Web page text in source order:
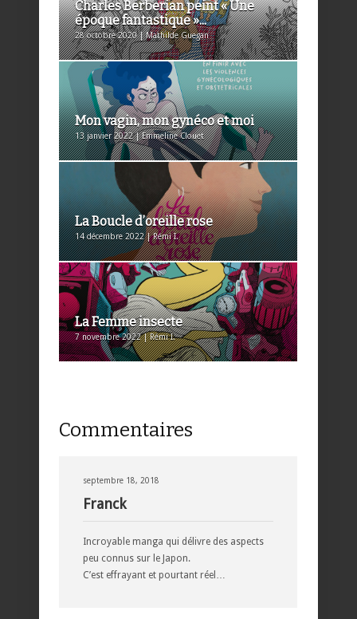
Charles Berberian peint « Une
époque fantastique »...
28 octobre 2020 | Mathilde Guegan
Mon vagin, mon gynéco et moi
13 janvier 2022 | Emmeline Clouet
La Boucle d’oreille rose
14 décembre 2022 | Rémi I.
La Femme insecte
7 novembre 2022 | Rémi I.
Commentaires
septembre 18, 2018
Franck
Incroyable manga qui délivre des aspects
peu connus sur le Japon.
C’est effrayant et pourtant réel…